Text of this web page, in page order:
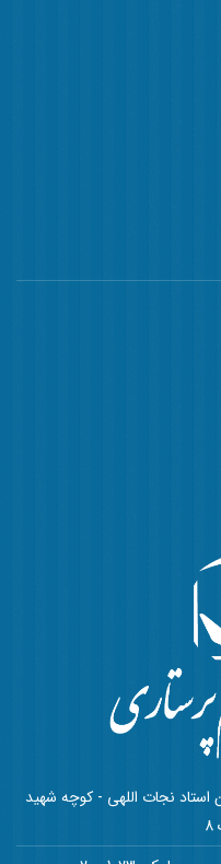
استاد نجات اللهی - کوچه شهید